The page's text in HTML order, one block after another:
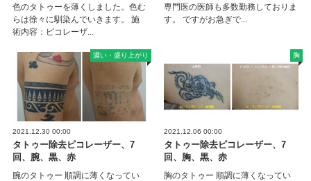
色のタトゥーを薄くしました。色む
らは徐々に馴染んでいきます。 施
術内容：ピコレーザ...
専門医の医師も多数勤務しておりま
す。 ですがお急ぎで...
濃い・盛り上がり
2021.12.30 00:00
タトゥー除去ピコレーザー、7
回、腕、黒、赤
腕のタトゥー 順調に薄くなってい
胸
2021.12.06 00:00
タトゥー除去ピコレーザー、7
回、胸、黒、赤
胸のタトゥー 順調に薄くなってい